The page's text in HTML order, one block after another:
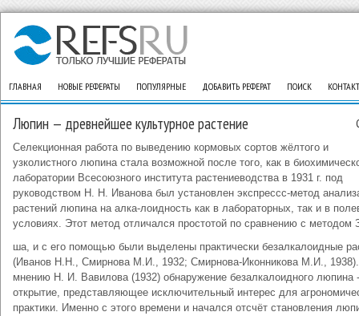
ГЛАВНАЯ НОВЫЕ РЕФЕРАТЫ ПОПУЛЯРНЫЕ ДОБАВИТЬ РЕФЕРАТ ПОИСК
Люпин — древнейшее культурное растение
Селекционная работа по выведению кормовых сортов жёлтого и
узколистного люпина стала возможной после того, как в
лаборатории Всесоюзного института растениеводства в 1931 г. под
руководством Н. Н. Иванова был установлен экспрессс-метод
растений люпина на алка-лоидность как в лабораторных, так и в
условиях. Этот метод отличался простотой по сравнению с методом
ша, и с его помощью были выделены практически безалкалоидные
(Иванов Н.Н., Смирнова М.И., 1932; Смирнова-Иконникова М.И.,
мнению Н. И. Вавилова (1932) обнаружение безалкалоидного люпина
открытие, представляющее исключительный интерес для
практики. Именно с этого времени и начался отсчёт становления